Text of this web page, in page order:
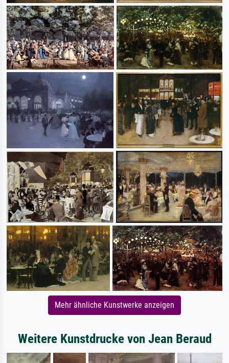
Mehr ähnliche Kunstwerke anzeigen
Weitere Kunstdrucke von Jean Beraud